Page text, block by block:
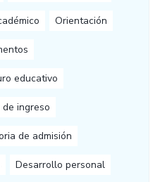
Orientación
educativo
de ingreso
de admisión
Desarrollo personal